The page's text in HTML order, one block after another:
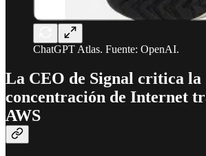
ChatGPT Atlas. Fuente: OpenAI.
La CEO de Signal critica la
concentración de Internet
AWS